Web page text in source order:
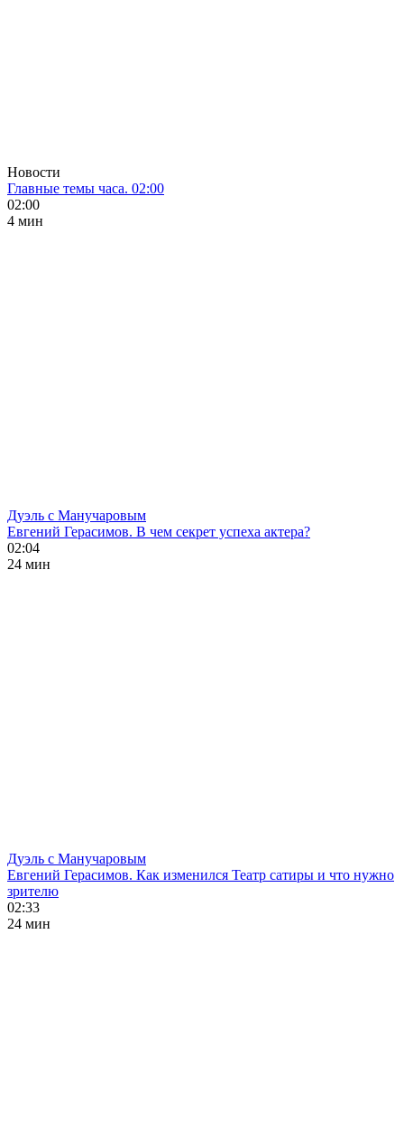
Новости
Главные темы часа. 02:00
02:00
4 мин
Дуэль с Манучаровым
Евгений Герасимов. В чем секрет успеха актера?
02:04
24 мин
Дуэль с Манучаровым
Евгений Герасимов. Как изменился Театр сатиры и что нужно
зрителю
02:33
24 мин